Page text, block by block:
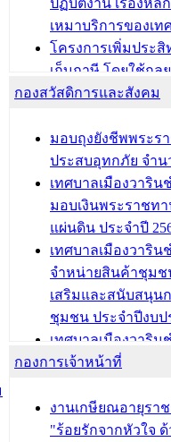
อนุญาตให้มีถิ่นที่อยู่
ประชุมคณะกรรมก
ควบคุมภายในของ
โรงเรียน/ศูนย์พัฒน
บทความ อื่นๆ ...
เหมาบริการของเท
โครงการเพิ่มประ
เก็บภาษี โดยใช้กล
พัฒนาการจัดเก็บรา
เทศบาลเมืองวาริน
ประชุมวิชาการระ
นิทรรศการด้านนวั
และรับรางวัลทีมนัก
นวัตกรรมโครงกา
ประชุมผู้เช่าอาคา
ถนนเกษมสุขและถ
บทความ อื่นๆ ...
กองสวัสดิการและสังคม
มอบถุงยังชีพพระร
ประสบอุทกภัย จำน
เทศบาลเมืองวาริ
มอบเงินพระราชท
แผ่นดิน ประจำปี
เทศบาลเมืองวาริน
จำหน่ายสินค้าชุมช
เสริมและสนับสนุน
ชุมชน ประจำปีงบป
เทศบาลเมืองวาริ
น้ำดื่มแก่ผู้พักอาศัย
กองสวัสดิการสังคม
วารินชำราบ จัดโค
กองการเจ้าหน้าที่
งานเกษียณอายุราช
"ร้อยรักจากหัวใจ